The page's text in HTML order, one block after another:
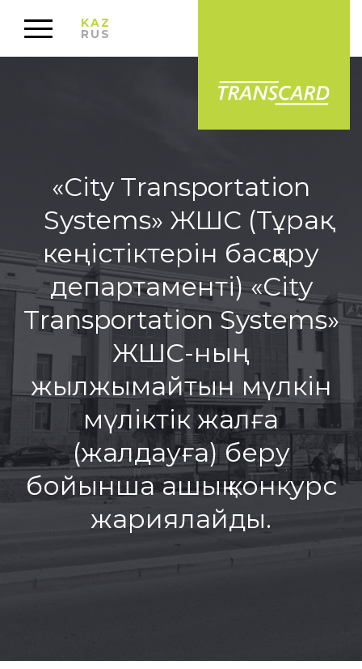
KAZ
RUS
«City Transportation
Systems» ЖШС (Тұрақ
кеңістіктерін басқару
департаменті) «City
Transportation Systems»
ЖШС-ның
жылжымайтын мүлкін
мүліктік жалға
(жалдауға) беру
бойынша ашық конкурс
жариялайды.